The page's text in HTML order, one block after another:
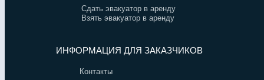
Сдать эвакуатор в аренду
Взять эвакуатор в аренду
ИНФОРМАЦИЯ ДЛЯ ЗАКАЗЧИКОВ
Контакты